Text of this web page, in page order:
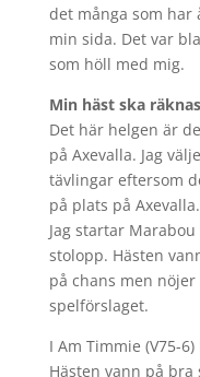
det många som har
min sida. Det var
som höll med mig.
Min häst ska räknas
Det här helgen är
på Axevalla. Jag
tävlingar eftersom
på plats på Axevalla.
Jag startar
stolopp. Hästen
på chans men
spelförslaget.
I Am Timmie (V75-
Hästen vann på